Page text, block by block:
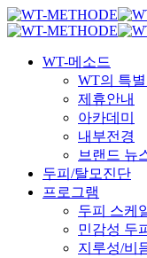
국내 최초
국내 최초
Skip
to
content
Menu
WT-메소드
WT의 특
제휴안내
아카데미
내부전경
브랜드 뉴
두피/탈모진단
프로그램
두피 스케
민감성 두
지루성/비